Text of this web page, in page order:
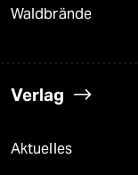
Waldbrände
Verlag
Aktuelles